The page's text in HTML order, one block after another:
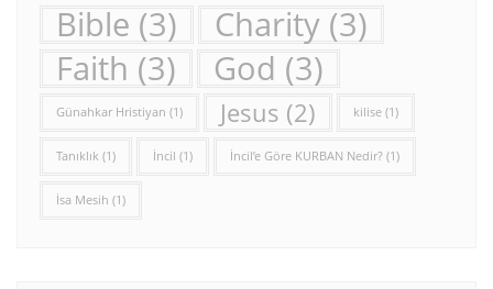
Bible (3) Charity (3)
Faith (3) God (3)
Günahkar Hristiyan (1) Jesus (2) kilise (1)
Tanıklık (1) İncil (1) İncil’e Göre KURBAN Nedir? (1)
İsa Mesih (1)